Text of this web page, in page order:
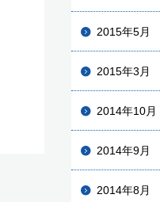
2015年5月
2015年3月
2014年10月
2014年9月
2014年8月